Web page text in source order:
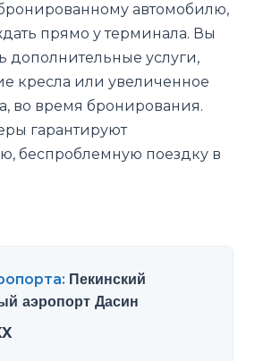
автомобилю,
прямо у терминала. Вы
дополнительные услуги,
кресла или увеличенное
во время бронирования.
гарантируют
беспроблемную поездку в
: Пекинский
аэропорт Дасин